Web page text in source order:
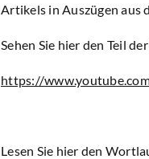
Artikels in Auszügen aus
Sehen Sie hier den Teil
https://
Lesen Sie hier den